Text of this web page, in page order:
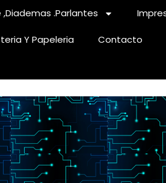
,diademas .parlantes
Y Papeleria Contacto